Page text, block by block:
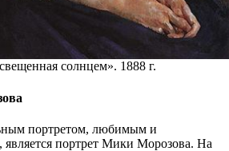
солнцем». 1888 г.
портретом, любимым и
портрет Мики Морозова. На